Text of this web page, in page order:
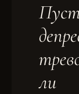
ли